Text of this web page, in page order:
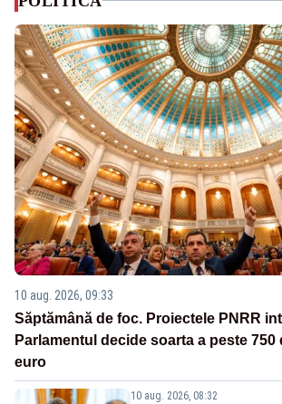
10 aug. 2026, 09:33
Săptămână de foc. Proiectele PNRR
Parlamentul decide soarta a peste 750
euro
10 aug. 2026, 08:32